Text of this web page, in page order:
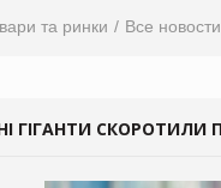
та ринки Все новости
ГІГАНТИ СКОРОТИЛИ